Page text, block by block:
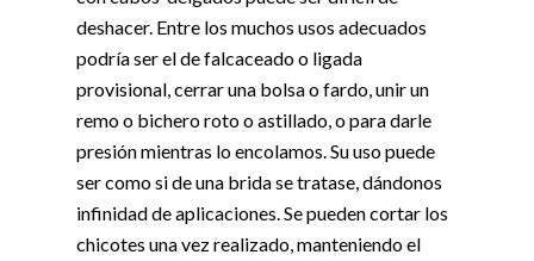
deshacer. Entre los muchos usos adecuados
podría ser el de falcaceado o ligada
provisional, cerrar una bolsa o fardo, unir un
remo o bichero roto o astillado, o para darle
presión mientras lo encolamos. Su uso puede
ser como si de una brida se tratase, dándonos
infinidad de aplicaciones. Se pueden cortar los
chicotes una vez realizado, manteniendo el